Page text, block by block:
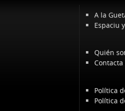
A la
Espaciu
Quién
Política
Política